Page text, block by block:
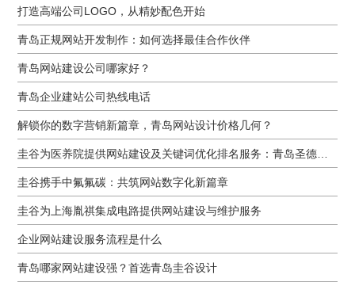
打造高端公司LOGO，从精妙配色开始
青岛正规网站开发制作：如何选择最佳合作伙伴
青岛网站建设公司哪家好？
青岛企业建站公司热线电话
解锁你的数字营销新篇章，青岛网站设计价格几何？
圭谷携手中氟氟碳：共筑网站数字化新篇章
圭谷为上海胤祺集成电路提供网站建设与维护服务
企业网站建设服务流程是什么
青岛哪家网站建设强？首选青岛圭谷设计